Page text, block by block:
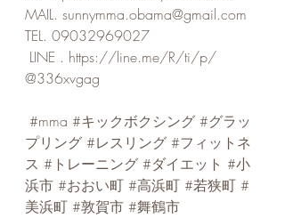
MAIL. sunnymma.obama@gmail.com
TEL. 09032969027
LINE . https://line.me/R/ti/p/
@336xvgag ⁡
#mma #キックボクシング #グラッ
プリング #レスリング #フィットネ
ス #トレーニング #ダイエット #小
浜市 #おおい町 #高浜町 #若狭町 #
美浜町 #敦賀市 #舞鶴市